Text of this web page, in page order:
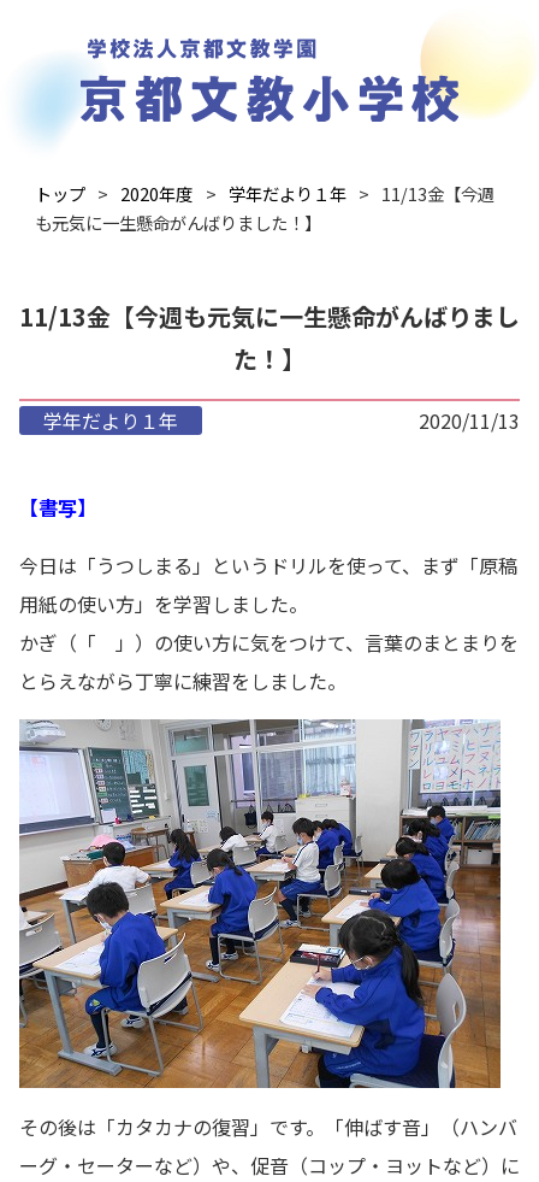
トップ 2020年度 学年だより１年
11/13金【今週
も元気に一生懸命がんばりました！】
11/13金【今週も元気に一生懸命がんばりまし
た！】
学年だより１年 2020/11/13
【書写】
今日は「うつしまる」というドリルを使って、まず「原稿
用紙の使い方」を学習しました。
かぎ（「 」）の使い方に気をつけて、言葉のまとまりを
とらえながら丁寧に練習をしました。
その後は「カタカナの復習」です。「伸ばす音」（ハンバ
ーグ・セーターなど）や、促音（コップ・ヨットなど）に